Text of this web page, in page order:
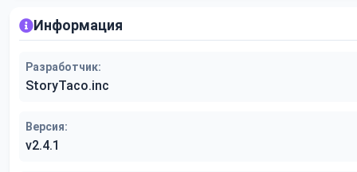
Информация
Разработчик:
StoryTaco.inc
Версия:
v2.4.1